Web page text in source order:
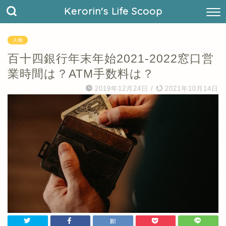
Kerorin's Life Scoop
人物
百十四銀行年末年始2021-2022窓口営
業時間は？ATM手数料は？
2019年12月24日 / 2021年10月14日